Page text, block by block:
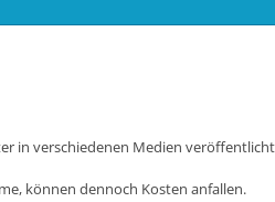
in verschiedenen Medien
können dennoch Kosten anfallen.